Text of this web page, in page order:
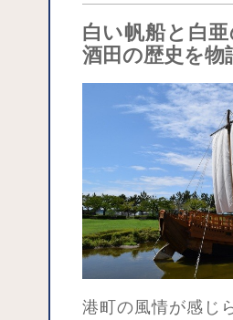
白い帆船と白
酒田の歴史を物
港町の風情が感じ